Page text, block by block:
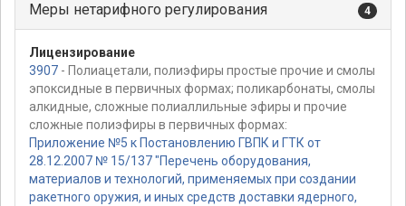
Меры нетарифного регулирования 4
Лицензирование
3907 - Полиацетали, полиэфиры простые прочие и смолы
эпоксидные в первичных формах; поликарбонаты, смолы
алкидные, сложные полиаллильные эфиры и прочие
сложные полиэфиры в первичных формах:
Приложение №5 к Постановлению ГВПК и ГТК от
28.12.2007 № 15/137 "Перечень оборудования,
материалов и технологий, применяемых при создании
ракетного оружия, и иных средств доставки ядерного,